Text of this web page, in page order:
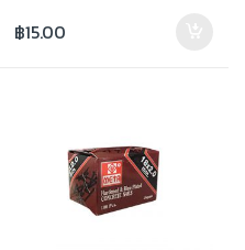
฿15.00